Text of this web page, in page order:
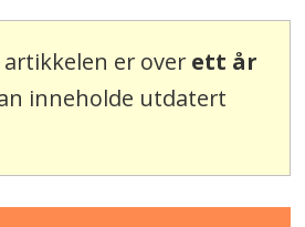
er over ett år
inneholde utdatert